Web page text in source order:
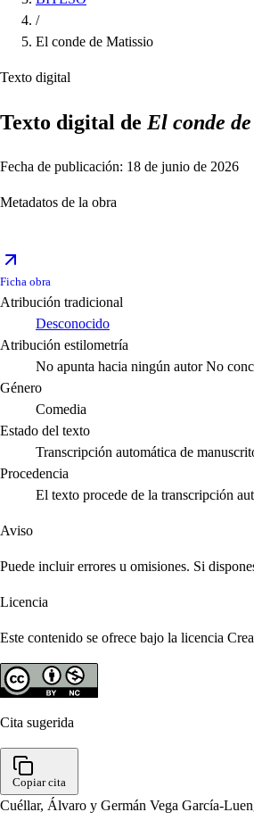
/
El conde de Matissio
Texto digital
Texto digital de El conde
Fecha de publicación: 18 de junio de 2026
Metadatos de la obra
Ficha obra
Atribución tradicional
Desconocido
Atribución estilometría
No apunta hacia ningún autor No
Género
Comedia
Estado del texto
Transcripción automática de
Procedencia
El texto procede de la transcripción
Aviso
Puede incluir errores u omisiones. Si
Licencia
Este contenido se ofrece bajo la licencia
Cita sugerida
Copiar cita
Cuéllar, Álvaro y Germán Vega García-